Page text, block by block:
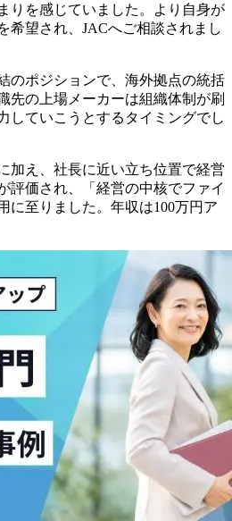
りを感じていました。より自身が
希望され、JACへご相談されまし
のポジションで、海外拠点の統括
先の上場メーカーは組織体制が刷
していこうとするタイミングでし
加え、社長に近い立ち位置で経営
評価され、「経営の中核でファイ
に至りました。年収は100万円ア